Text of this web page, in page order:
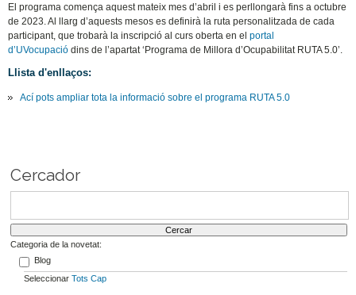
El programa comença aquest mateix mes d’abril i es perllongarà fins a octubre
de 2023. Al llarg d’aquests mesos es definirà la ruta personalitzada de cada
participant, que trobarà la inscripció al curs oberta en elportal
d’UVocupació dins de l’apartat ‘Programa de Millora d’Ocupabilitat RUTA 5.0’.
Llista d'enllaços:
Ací pots ampliar tota la informació sobre el programa RUTA 5.0
Cercador
Categoria de la novetat:
Blog
Seleccionar Tots Cap